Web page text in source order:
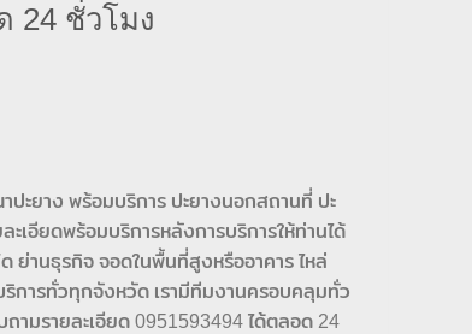
24 ชั่วโมง
ปะยาง พร้อมบริการ ปะยางนอกสถานที่ ปะ
เอียดพร้อมบริการหลังการบริการให้ท่านได้
ย่านธุรกิจ จอดในพื้นที่สูงหรืออาคาร ไหล่
การทั่วทุกจังหวัด เรามีทีมงานครอบคลุมทั่ว
ามรายละเอียด 0951593494 ได้ตลอด 24